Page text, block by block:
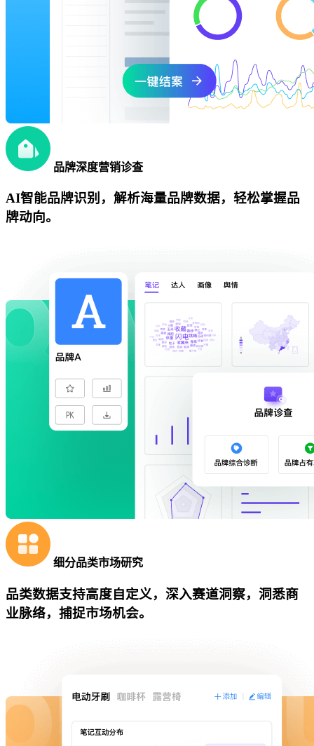
品牌深度营销诊查
AI智能品牌识别，解析海量品牌数据，轻松掌握品
牌动向。
细分品类市场研究
品类数据支持高度自定义，深入赛道洞察，洞悉商
业脉络，捕捉市场机会。